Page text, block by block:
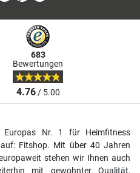
683
Bewertungen
4.76/ 5.00
Nr. 1 für Heimfitness
Fitshop. Mit über 40 Jahren
stehen wir Ihnen auch
mit gewohnter Qualität,